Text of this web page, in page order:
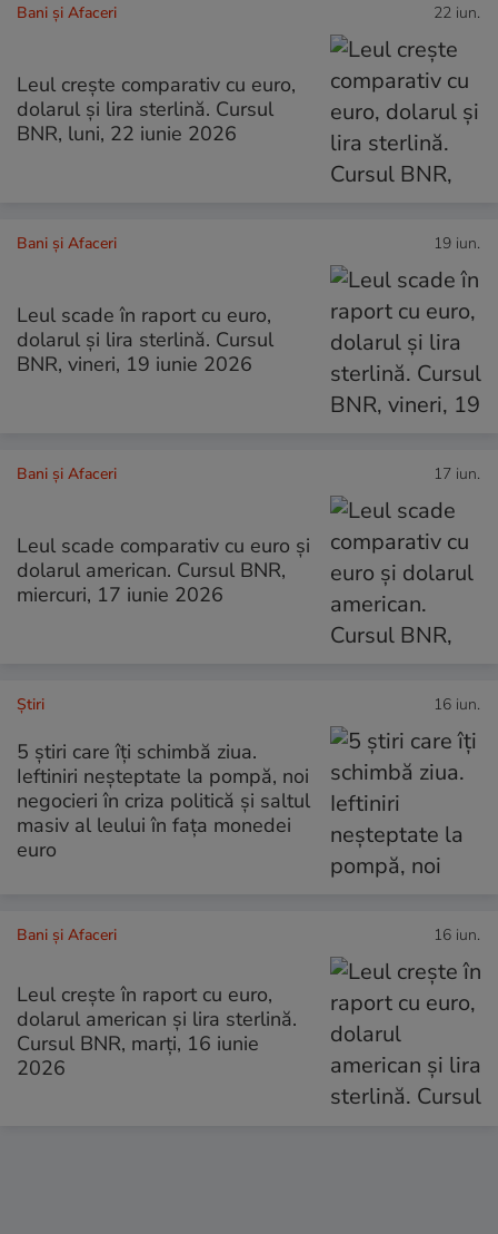
Bani și Afaceri 22 iun.
Leul crește comparativ cu euro,
dolarul și lira sterlină. Cursul
BNR, luni, 22 iunie 2026
Bani și Afaceri 19 iun.
Leul scade în raport cu euro,
dolarul și lira sterlină. Cursul
BNR, vineri, 19 iunie 2026
Bani și Afaceri 17 iun.
Leul scade comparativ cu euro și
dolarul american. Cursul BNR,
miercuri, 17 iunie 2026
Ştiri 16 iun.
5 știri care îți schimbă ziua.
Ieftiniri neșteptate la pompă, noi
negocieri în criza politică și saltul
masiv al leului în fața monedei
euro
Bani și Afaceri 16 iun.
Leul crește în raport cu euro,
dolarul american și lira sterlină.
Cursul BNR, marți, 16 iunie
2026